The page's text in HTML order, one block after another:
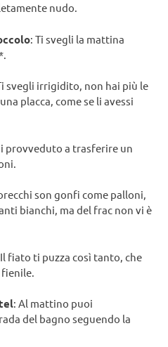
nudo.
: Ti svegli la mattina
svegli irrigidito, non hai più le
placca, come se li avessi
provveduto a trasferire un
son gonfi come palloni,
bianchi, ma del frac non vi è
fiato ti puzza così tanto, che
: Al mattino puoi
del bagno seguendo la